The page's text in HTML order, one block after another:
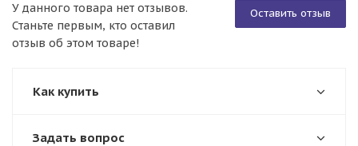
Оставить отзыв
У данного товара нет отзывов.
Станьте первым, кто оставил
отзыв об этом товаре!
Как купить
Задать вопрос